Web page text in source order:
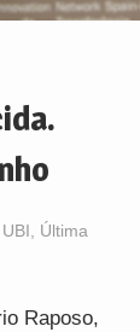
UBI
Última
Raposo,